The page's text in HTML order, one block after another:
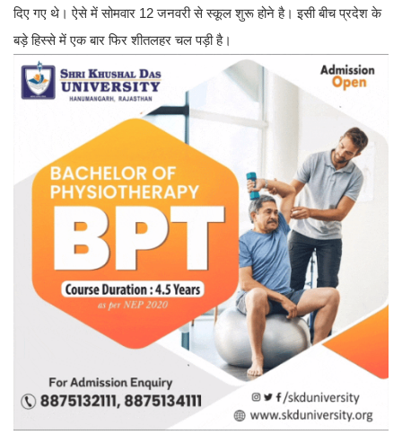
दिए गए थे। ऐसे में सोमवार 12 जनवरी से स्कूल शुरू होने है।इसी बीच प्रदेश के
बड़े हिस्से में एक बार फिर शीतलहर चल पड़ी है।